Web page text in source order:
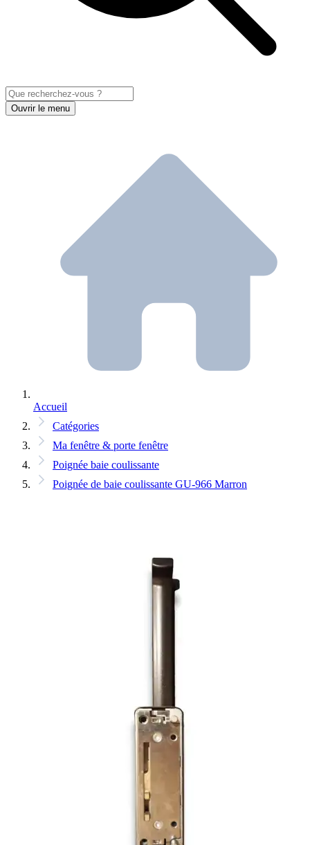
Ouvrir le menu
Accueil
Catégories
Ma fenêtre & porte fenêtre
Poignée baie coulissante
Poignée de baie coulissante GU-966 Marron